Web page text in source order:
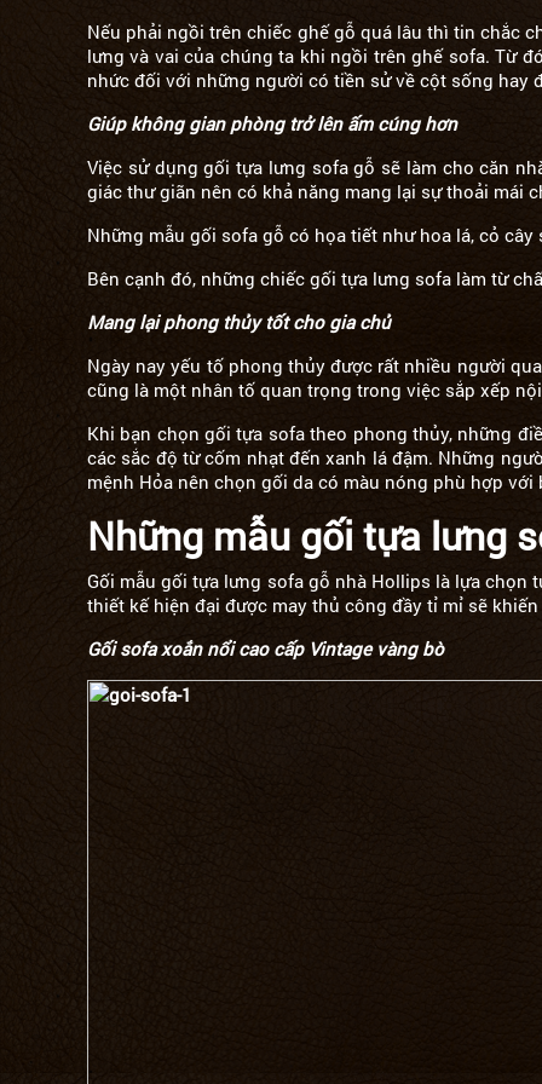
Nếu phải ngồi trên chiếc ghế gỗ quá lâu thì tin chắc
lưng và vai của chúng ta khi ngồi trên ghế sofa. Từ
nhức đối với những người có tiền sử về cột sống hay
Giúp không gian phòng trở lên ấm cúng hơn
Việc sử dụng gối tựa lưng sofa gỗ sẽ làm cho căn
giác thư giãn nên có khả năng mang lại sự thoải mái
Những mẫu gối sofa gỗ có họa tiết như hoa lá, cỏ
Bên cạnh đó, những chiếc gối tựa lưng sofa làm từ
Mang lại phong thủy tốt cho gia chủ
Ngày nay yếu tố phong thủy được rất nhiều người
cũng là một nhân tố quan trọng trong việc sắp xếp
Khi bạn chọn gối tựa sofa theo phong thủy, những
các sắc độ từ cốm nhạt đến xanh lá đậm. Những
mệnh Hỏa nên chọn gối da có màu nóng phù hợp
Những mẫu gối tựa lưng
Gối mẫu gối tựa lưng sofa gỗ nhà Hollips là lựa chọn
thiết kế hiện đại được may thủ công đầy tỉ mỉ sẽ
Gối sofa xoắn nổi cao cấp Vintage vàng bò